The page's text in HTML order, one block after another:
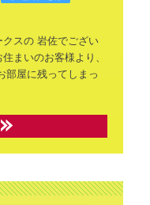
クスの岩佐でござい
まいのお客様より、
部屋に残ってしまっ